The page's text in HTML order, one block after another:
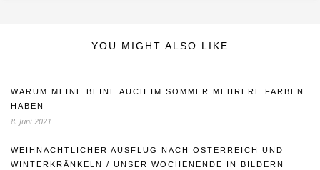
YOU MIGHT ALSO LIKE
WARUM MEINE BEINE AUCH IM SOMMER MEHRERE FARBEN
HABEN
8. Juni 2021
WEIHNACHTLICHER AUSFLUG NACH ÖSTERREICH UND
WINTERKRÄNKELN / UNSER WOCHENENDE IN BILDERN